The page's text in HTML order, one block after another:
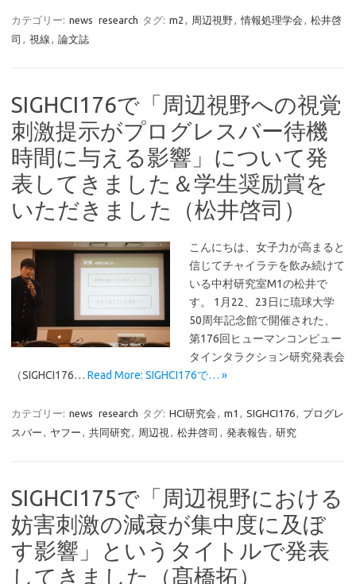
カテゴリー: news research タグ: m2 , 周辺視野, 情報処理学会 , 松井啓
司 , 視線 , 論文誌
SIGHCI176で「周辺視野への視覚
刺激提示がプログレスバー待機
時間に与える影響」について発
表してきました＆学生奨励賞を
いただきました（松井啓司）
こんにちは、女子力が高まると
信じてチャイラテを飲み続けて
いる中村研究室M1の松井で
す。 1月22、23日に琉球大学
50周年記念館で開催された、
第176回ヒューマンコンピュー
タインタラクション研究発表会
（SIGHCI176… Read More: SIGHCI176で… »
カテゴリー: news research タグ: HCI研究会 , m1 , SIGHCI176, プログレ
スバー , ヤフー , 共同研究, 周辺視 , 松井啓司 , 発表報告, 研究
SIGHCI175で「周辺視野における
妨害刺激の減衰が集中度に及ぼ
す影響」というタイトルで発表
してきました（髙橋拓）